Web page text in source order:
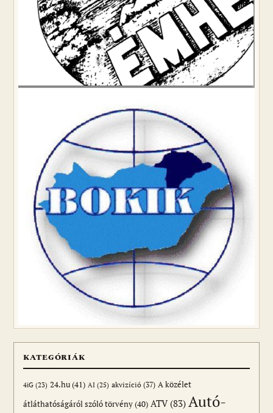
KATEGÓRIÁK
4iG (23) 24.hu(41) AI (25) akvizíció (37) A közélet
átláthatóságáról szóló törvény(40) ATV(83) Autó-